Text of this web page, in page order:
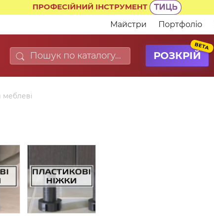
ПРОФЕСІЙНИЙ ІНСТРУМЕНТ
Майстри Портфоліо
РОЗКРІЙ
BETA